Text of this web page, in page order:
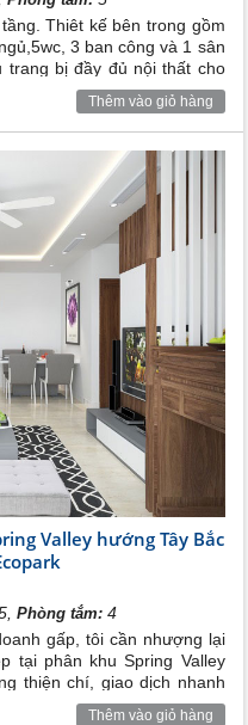
Thiêt kế bên trong gồm
3 ban công và 1 sân
bị đầy đủ nội thất cho
đồ các nhân về ở. Tiện
kín , An ninh và bảo vệ
Thêm vào giỏ hàng
Valley hướng Tây Bắc
Phòng tắm: 4
gấp, tôi cần nhượng lại
tại phân khu Spring Valley
thiện chí, giao dịch nhanh
Thêm vào giỏ hàng